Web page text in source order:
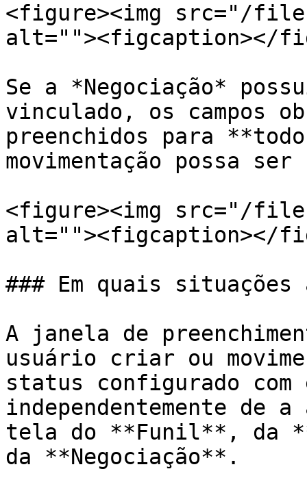
<figure><img src="/files/
alt=""><figcaption></
Se a *Negociação*
vinculado, os campos
preenchidos para
movimentação possa
<figure><img src="/files/
alt=""><figcaption></
### Em quais
A janela de
usuário criar ou
status configurado
independentemente de
tela do **Funil**, da
da **Negociação**.